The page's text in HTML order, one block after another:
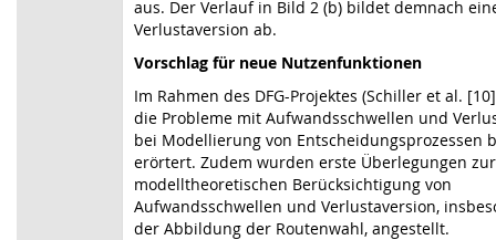
aus. Der Verlauf in Bild 2 (b) bildet demnach
Verlustaversion ab.
Vorschlag für neue Nutzenfunktionen
Im Rahmen des DFG-Projektes (Schiller et al.
die Probleme mit Aufwandsschwellen und
bei Modellierung von Entscheidungsprozessen
erörtert. Zudem wurden erste Überlegungen zur
modelltheoretischen Berücksichtigung von
Aufwandsschwellen und Verlustaversion,
der Abbildung der Routenwahl, angestellt.